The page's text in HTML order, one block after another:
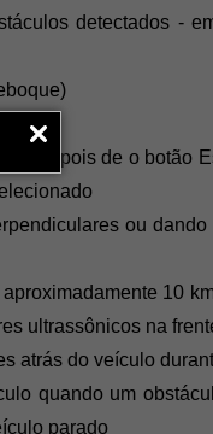
detectados -
os depois de o botão
ou
10
ultrassônicos na
atrás do veículo
quando um
parado